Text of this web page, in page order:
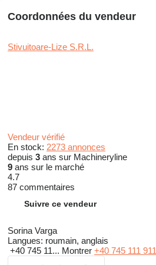
Coordonnées du vendeur
Stivuitoare-Lize S.R.L.
Vendeur vérifié
En stock: 2273 annonces
depuis 3 ans sur Machineryline
9 ans sur le marché
4.7
87 commentaires
Suivre ce vendeur
Sorina Varga
Langues: roumain, anglais
+40 745 11... Montrer +40 745 111 911